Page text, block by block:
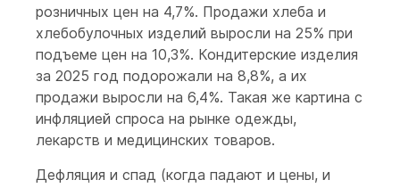
розничных цен на 4,7%. Продажи хлеба и
хлебобулочных изделий выросли на 25% при
подъеме цен на 10,3%. Кондитерские изделия
за 2025 год подорожали на 8,8%, а их
продажи выросли на 6,4%. Такая же картина с
инфляцией спроса на рынке одежды,
лекарств и медицинских товаров.
Дефляция и спад (когда падают и цены, и